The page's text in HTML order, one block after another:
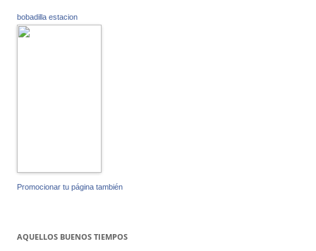
bobadilla estacion
Promocionar tu página también
AQUELLOS BUENOS TIEMPOS